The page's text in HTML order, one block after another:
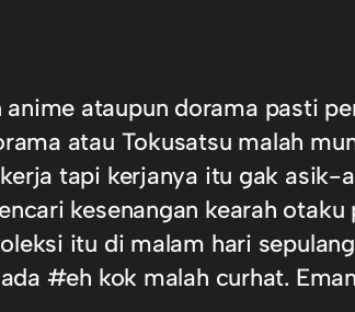
ataupun dorama pasti
atau Tokusatsu malah
tapi kerjanya itu gak
kesenangan kearah
itu di malam hari
#eh kok malah curhat.